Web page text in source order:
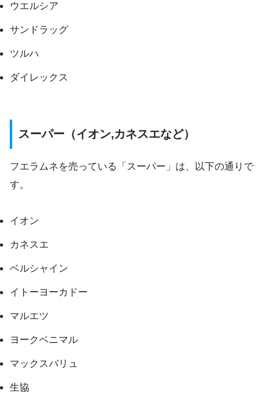
ウエルシア
サンドラッグ
ツルハ
ダイレックス
スーパー（イオン,カネスエなど）
フエラムネを売っている「スーパー」は、以下の通りで
す。
イオン
カネスエ
ベルシャイン
イトーヨーカドー
マルエツ
ヨークベニマル
マックスバリュ
生協